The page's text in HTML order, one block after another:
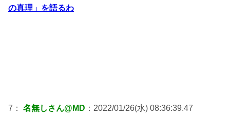
の真理」を語るわ
7： 名無しさん@MD ：2022/01/26(水) 08:36:39.47